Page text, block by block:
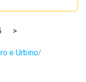
>
e Urbino